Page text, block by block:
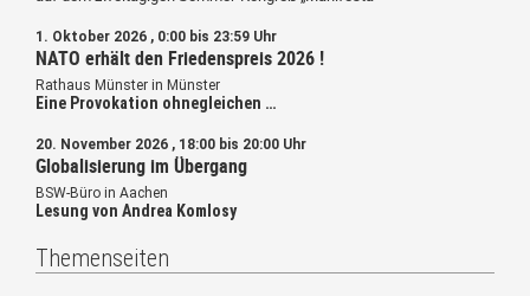
1. Oktober 2026 , 0:00 bis 23:59 Uhr
NATO erhält den Friedenspreis 2026 !
Rathaus Münster in Münster
Eine Provokation ohnegleichen …
20. November 2026 , 18:00 bis 20:00 Uhr
Globalisierung im Übergang
BSW-Büro in Aachen
Lesung von Andrea Komlosy
Themenseiten